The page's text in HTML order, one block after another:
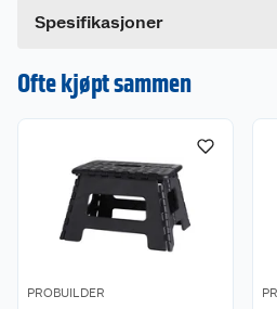
Maks. belastning 150kg.
Størrelse oppslått
Spesifikasjoner
Ofte kjøpt sammen
PROBUILDER